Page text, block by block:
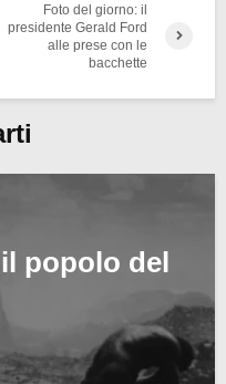
Foto del giorno: il
presidente Gerald Ford
alle prese con le
bacchette
popolo del